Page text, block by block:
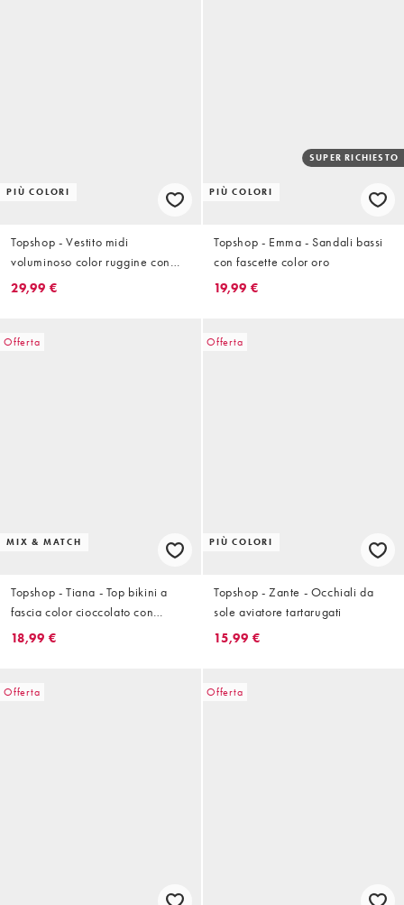
PIÙ COLORI
Topshop - Vestito midi
voluminoso color ruggine con
volant
29,99 €
PIÙ COLORI
SUPER RICHIESTO
Topshop - Emma - Sandali bassi
con fascette color oro
19,99 €
Offerta
MIX & MATCH
Topshop - Tiana - Top bikini a
fascia color cioccolato con
spalline attorcigliate
18,99 €
Offerta
PIÙ COLORI
Topshop - Zante - Occhiali da
sole aviatore tartarugati
15,99 €
Offerta Offerta